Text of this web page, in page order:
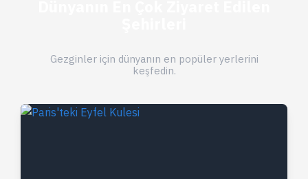
Gezginler için dünyanın en popüler yerlerini
keşfedin.